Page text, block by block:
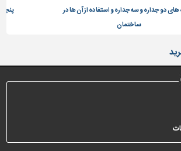
های دو جداره و سه جداره و استفاده از آن ها در
ساختمان